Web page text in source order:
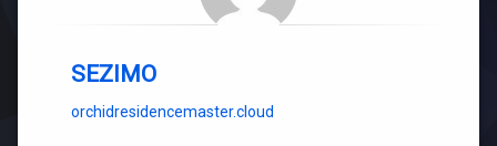
SEZIMO
orchidresidencemaster.cloud